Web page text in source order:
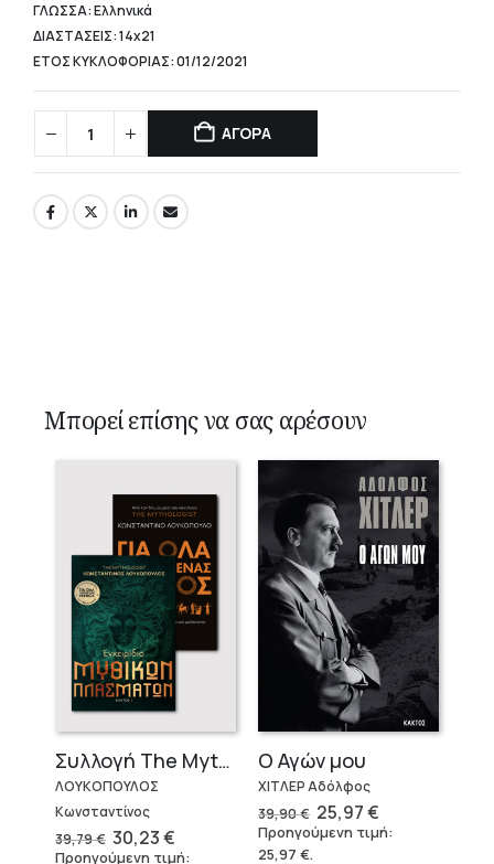
ΓΛΩΣΣΑ: Ελληνικά
ΔΙΑΣΤΑΣΕΙΣ: 14x21
ΕΤΟΣ ΚΥΚΛΟΦΟΡΙΑΣ: 01/12/2021
ΑΓΟΡΑ
Μπορεί επίσης να σας αρέσουν
Συλλογή The Mythologist (2 βιβλία)
ΛΟΥΚΟΠΟΥΛΟΣ
Κωνσταντίνος
39,79€ Original
price
30,23€Η
τρέχουσα
Προηγούμενη τιμή:
Ο Αγών μου
ΧΙΤΛΕΡ Αδόλφος
39,90€ Original
price
was:
25,97€Η
τρέχουσα
τιμή
Προηγούμενη τιμή:
25,97 €.